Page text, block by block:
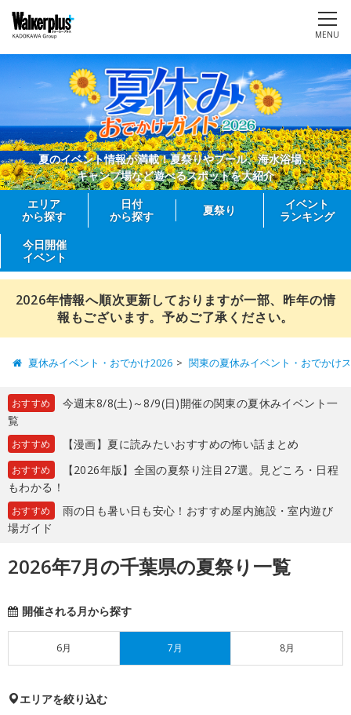
MENU
夏のイベント情報が満載！夏祭りやプール、海水浴場、
キャンプ場など遊べるスポットを大紹介
エリア
から探す
日付
から探す
夏祭り
イベント
ランキング
今日開催
イベント
2026年情報へ順次更新しておりますが一部、昨年の情
報もございます。予めご了承ください。
夏休みイベント・おでかけ2026 関東の夏休みイベント・おでかけ
おすすめ
今週末8/8(土)～8/9(日)開催の関東の夏休みイベント一
覧
おすすめ 【漫画】夏に読みたいおすすめの怖い話まとめ
おすすめ
【2026年版】全国の夏祭り注目27選。見どころ・日程
もわかる！
おすすめ
雨の日も暑い日も安心！おすすめ屋内施設・室内遊び
場ガイド
2026年7月の千葉県の夏祭り一覧
開催される月から探す
6月 7月 8月
エリアを絞り込む